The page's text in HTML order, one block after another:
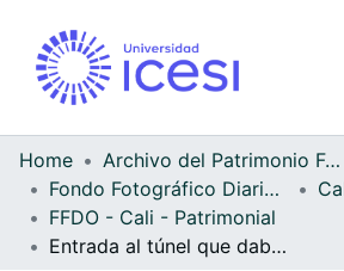
Home
Archivo del Patrimonio Fotográfico y Fílmico del Valle del Cauca
Fondo Fotográfico Diario Occidente
FFDO - Cali - Patrimonial
Entrada al túnel que daba acceso a la `Cárcel del pueblo´ del M-19